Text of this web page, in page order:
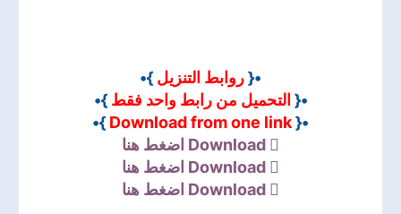
•{روابط التنزيل }•
•{ التحميل من رابط واحد فقط }•
•{
Download from one link
}•
Download اضغط هنا
Download اضغط هنا
Download اضغط هنا